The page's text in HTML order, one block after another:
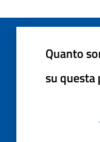
Quanto
su questa